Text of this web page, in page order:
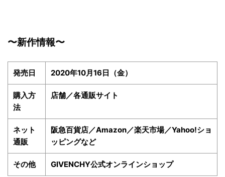
〜新作情報〜
発売日 2020年10月16日（金）
購入方
法
店舗／各通販サイト
ネット
通販
阪急百貨店／Amazon／楽天市場／Yahoo!ショ
ッピングなど
その他 GIVENCHY公式オンラインショップ